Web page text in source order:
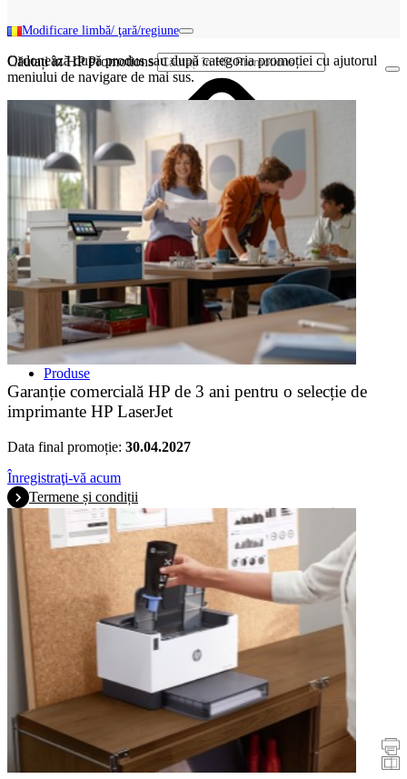
Produse
Imprimante
Scanere
Promoţii
Modificare limbă/ ţară/regiune
Căutați în HP Promotions
Ordonează după produs sau după categoria promoției cu ajutorul
meniului de navigare de mai sus.
Garanție comercială HP de 3 ani pentru o selecție de
imprimante HP LaserJet
Data final promoție: 30.04.2027
Înregistraţi-vă acum
Termene și condiții